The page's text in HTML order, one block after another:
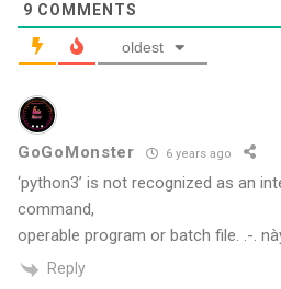
9 COMMENTS
oldest
GoGoMonster 6 years ago
‘python3’ is not recognized as an
command,
operable program or batch file. .-.
Reply